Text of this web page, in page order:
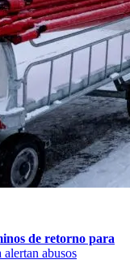
de retorno para
abusos